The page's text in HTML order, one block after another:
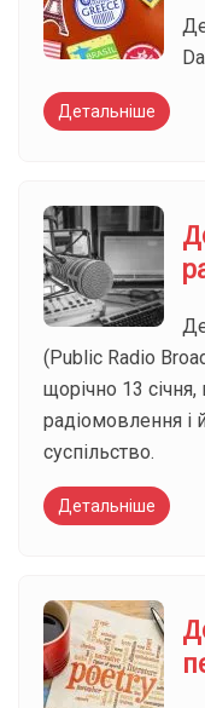
Детальніше
(Public Radio
щорічно 13
радіомовлення і
суспільство.
Детальніше